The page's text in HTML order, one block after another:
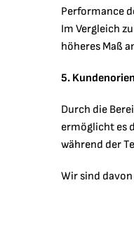
Performance
Im Vergleich
höheres Maß
5.
Durch die
ermöglicht es
während der
Wir sind